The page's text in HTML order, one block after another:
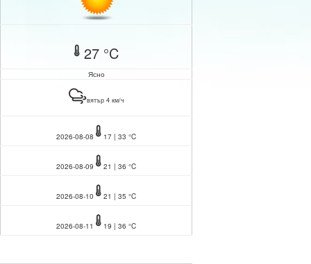
27 °C
Ясно
вятър 4 км/ч
2026-08-08 17 | 33 °C
2026-08-09 21 | 36 °C
2026-08-10 21 | 35 °C
2026-08-11 19 | 36 °C